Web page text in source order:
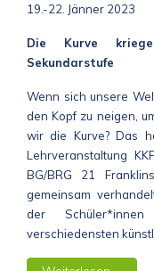
19.-22. Jänner 2023
Die Kurve
Sekundarstufe
Wenn sich unsere
den Kopf zu neigen,
wir die Kurve? Das
Lehrveranstaltung
BG/BRG 21
gemeinsam
der
verschiedensten